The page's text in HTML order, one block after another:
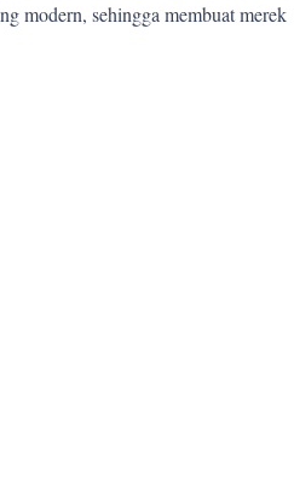
modern, sehingga membuat merek